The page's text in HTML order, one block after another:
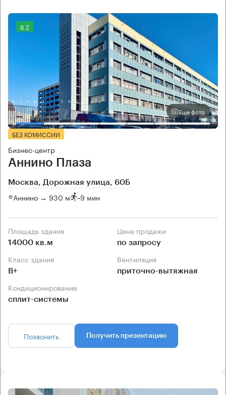
8.2
Еще фото
БЕЗ КОМИССИИ
Бизнес-центр
Аннино Плаза
Москва, Дорожная улица, 60Б
Аннино → 930 м ~9 мин
Площадь здания
14000 кв.м
Цена продажи
по запросу
Класс здания
B+
Вентиляция
приточно-вытяжная
Кондиционирование
сплит-системы
Позвонить Получить презентацию